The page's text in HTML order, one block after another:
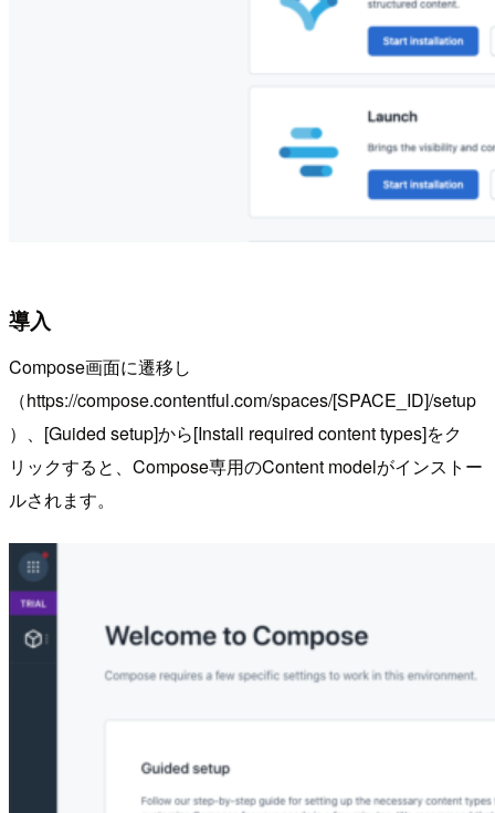
導入
Compose画面に遷移し
（https://compose.contentful.com/spaces/[SPACE_ID]/setup
）、[Guided setup]から[Install required content types]をク
リックすると、Compose専用のContent modelがインストー
ルされます。